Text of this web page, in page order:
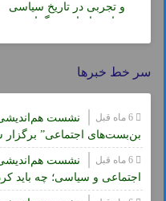
و تجربی در تاریخ سیاسی
معاصر ایران» برگزار شد.
سر خط خبرها
نشست هم‌اندیشی
بن‌بست‌های اجتماعی” برگزار
نشست
اجتماعی و سیاسی؛ چه باید